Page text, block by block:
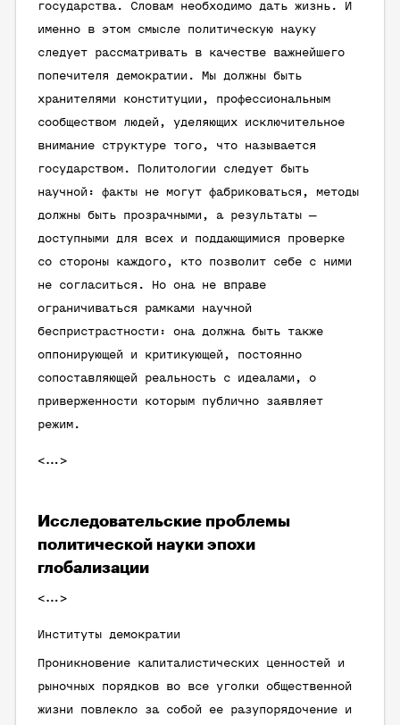
государства. Словам необходимо дать жизнь. И
именно в этом смысле политическую науку
следует рассматривать в качестве важнейшего
попечителя демократии. Мы должны быть
хранителями конституции, профессиональным
сообществом людей, уделяющих исключительное
внимание структуре того, что называется
государством. Политологии следует быть
научной: факты не могут фабриковаться, методы
должны быть прозрачными, а результаты —
доступными для всех и поддающимися проверке
со стороны каждого, кто позволит себе с ними
не согласиться. Но она не вправе
ограничиваться рамками научной
беспристрастности: она должна быть также
оппонирующей и критикующей, постоянно
сопоставляющей реальность с идеалами, о
приверженности которым публично заявляет
режим.
<…>
Исследовательские проблемы
политической науки эпохи
глобализации
<…>
Институты демократии
Проникновение капиталистических ценностей и
рыночных порядков во все уголки общественной
жизни повлекло за собой ее разупорядочение и